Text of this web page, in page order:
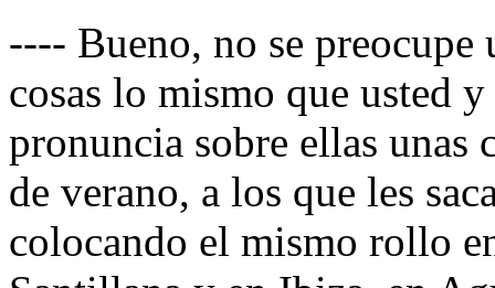
---- Bueno, no se preocupe
cosas lo mismo que usted
pronuncia sobre ellas unas
de verano, a los que les
colocando el mismo rollo